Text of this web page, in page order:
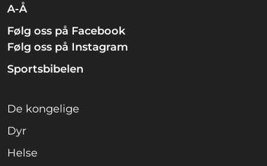
A-Å
Følg oss på Facebook
Følg oss på Instagram
Sportsbibelen
De kongelige
Dyr
Helse